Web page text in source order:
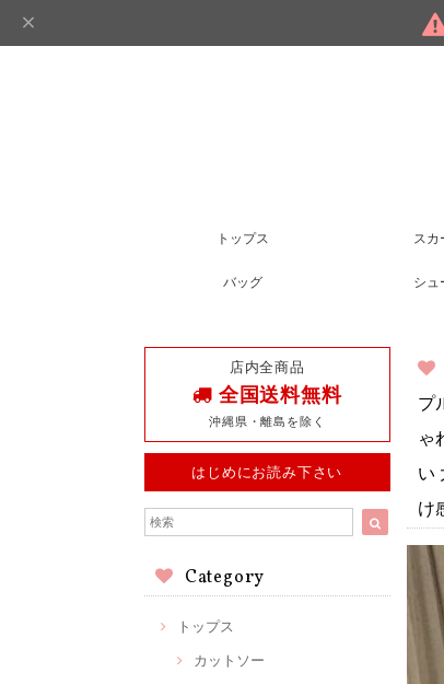
トップス スカ
バッグ シュ
店内全商品
全国送料無料
沖縄県・離島を除く
はじめにお読み下さい
Category
トップス
カットソー
プ
ゃ
い
け